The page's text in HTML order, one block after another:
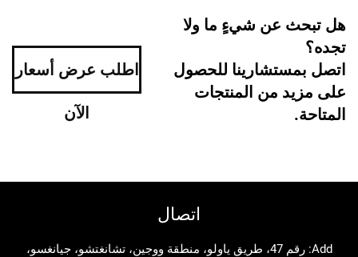
عن شيءٍ ما ولا
للحصول
من المنتجات
اطلب عرض أسعار
Add: رقم 47، طريق ياولو، منطقة ووجين، تشانغتشو، جيانغسو،